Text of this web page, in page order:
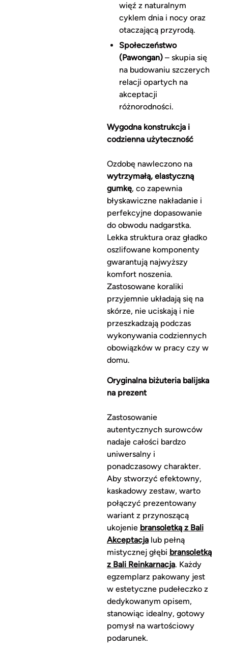
więź z naturalnym
cyklem dnia i nocy oraz
otaczającą przyrodą.
Społeczeństwo
(Pawongan)– skupia się
na budowaniu szczerych
relacji opartych na
akceptacji
różnorodności.
Wygodna konstrukcja i
codzienna użyteczność
Ozdobę nawleczono na
wytrzymałą, elastyczną
gumkę, co zapewnia
błyskawiczne nakładanie i
perfekcyjne dopasowanie
do obwodu nadgarstka.
Lekka struktura oraz gładko
oszlifowane komponenty
gwarantują najwyższy
komfort noszenia.
Zastosowane koraliki
przyjemnie układają się na
skórze, nie uciskają i nie
przeszkadzają podczas
wykonywania codziennych
obowiązków w pracy czy w
domu.
Oryginalna biżuteria balijska
na prezent
Zastosowanie
autentycznych surowców
nadaje całości bardzo
uniwersalny i
ponadczasowy charakter.
Aby stworzyć efektowny,
kaskadowy zestaw, warto
połączyć prezentowany
wariant z przynoszącą
ukojenie bransoletką z Bali
Akceptacjalub pełną
mistycznej głębi bransoletką
z Bali Reinkarnacja. Każdy
egzemplarz pakowany jest
w estetyczne pudełeczko z
dedykowanym opisem,
stanowiąc idealny, gotowy
pomysł na wartościowy
podarunek.